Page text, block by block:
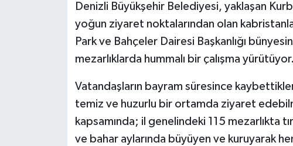
Denizli Büyükşehir Belediyesi, yaklaşan
yoğun ziyaret noktalarından olan
Park ve Bahçeler Dairesi Başkanlığı
mezarlıklarda hummalı bir çalışma yürütüyor.
Vatandaşların bayram süresince
temiz ve huzurlu bir ortamda ziyaret
kapsamında; il genelindeki 115 mezarlıkta
ve bahar aylarında büyüyen ve kuruyarak